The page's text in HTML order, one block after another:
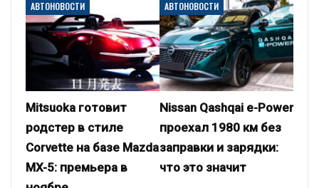
АВТОНОВОСТИ
Mitsuoka готовит
родстер в стиле
Corvette на базе Mazda
MX-5: премьера в
АВТОНОВОСТИ
Nissan Qashqai e-Power
проехал 1980 км без
заправки и зарядки:
что это значит